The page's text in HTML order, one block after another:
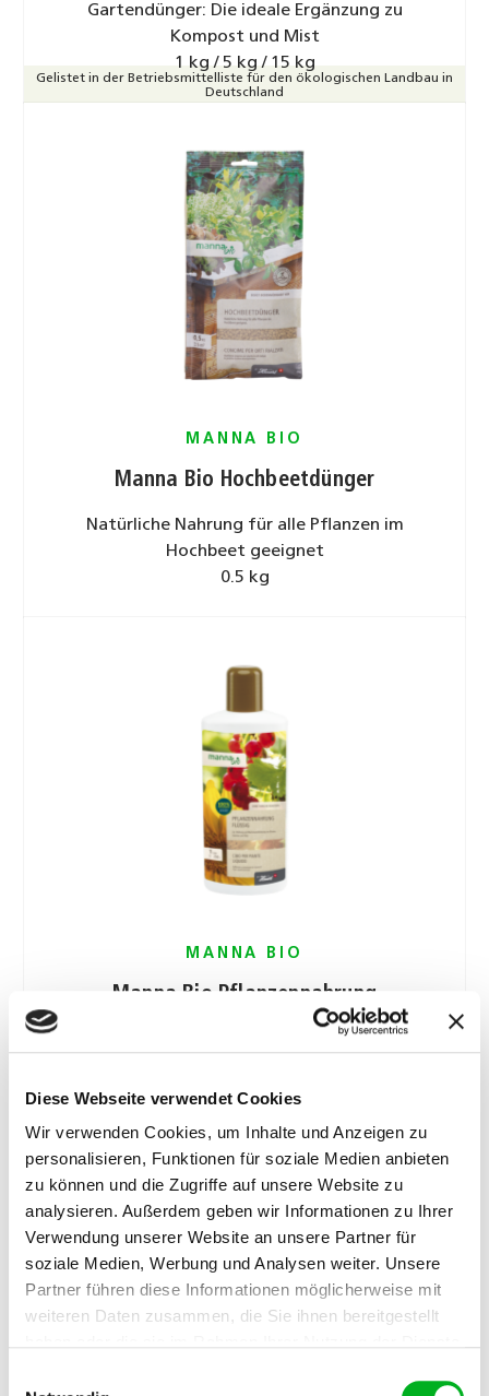
Diese Webseite verwendet Cookies
Wir verwenden Cookies, um Inhalte und Anzeigen zu
personalisieren, Funktionen für soziale Medien anbieten
zu können und die Zugriffe auf unsere Website zu
analysieren. Außerdem geben wir Informationen zu Ihrer
Verwendung unserer Website an unsere Partner für
soziale Medien, Werbung und Analysen weiter. Unsere
Partner führen diese Informationen möglicherweise mit
weiteren Daten zusammen, die Sie ihnen bereitgestellt
Gelistet in der Betriebsmittelliste für den ökologischen Landbau in
Deutschland
Gartendünger: Die ideale Ergänzung zu
Kompost und Mist
1 kg / 5 kg / 15 kg
MANNA BIO
Manna Bio Hochbeetdünger
Natürliche Nahrung für alle Pflanzen im
Hochbeet geeignet
0.5 kg
MANNA BIO
Manna Bio Pflanzennahrung
Manna Bio Pflanzennahrung ist universell
1 L